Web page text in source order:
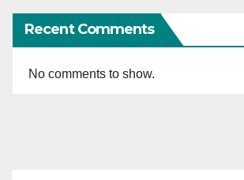
Recent Comments
No comments to show.